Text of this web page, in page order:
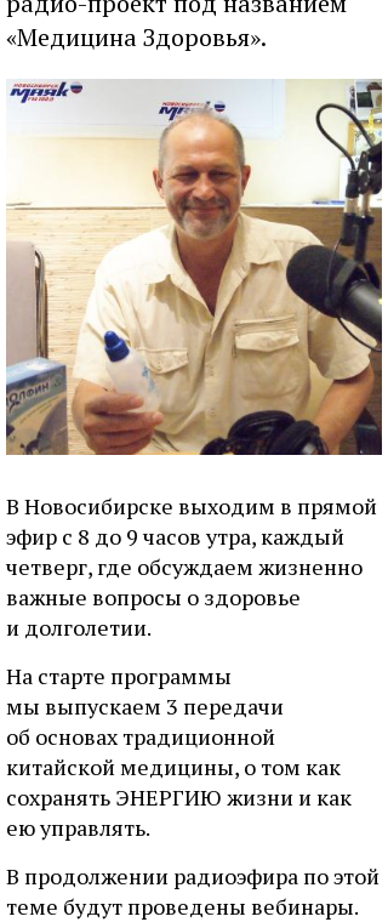
«Медицина Здоровья».
В Новосибирске выходим в прямой
эфир с 8 до 9 часов утра, каждый
четверг, где обсуждаем жизненно
важные вопросы о здоровье
и долголетии.
На старте программы
мы выпускаем 3 передачи
об основах традиционной
китайской медицины, о том как
сохранять ЭНЕРГИЮ жизни и как
ею управлять.
В продолжении радиоэфира по этой
теме будут проведены вебинары.